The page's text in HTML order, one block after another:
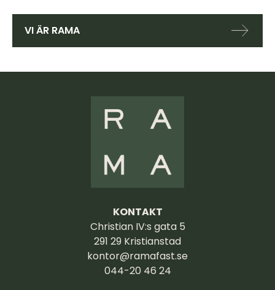
VI ÄR RAMA
KONTAKT
Christian IV:s gata 5
291 29 Kristianstad
kontor@ramafast.se
044-20 46 24